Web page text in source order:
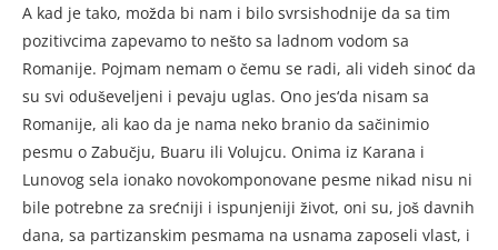
A kad je tako, možda bi nam i bilo svrsis­hodnije da sa tim
pozitivcima za­pevamo to nešto sa ladnom vodom sa
Romanije. Pojmam nemam o čemu se radi, ali videh sinoć da
su svi oduševeljeni i pevaju uglas. Ono jes‘da nisam sa
Romanije, ali kao da je nama neko branio da sačinimio
pesmu o Zabučju, Buaru ili Voluj­cu. Onima iz Karana i
Lunovog se­la ionako novokomponovane pes­me nikad nisu ni
bile potrebne za srećniji i ispunjeniji život, oni su, još davnih
dana, sa par­tizanskim pesmama na usnama za­poseli vlast, i